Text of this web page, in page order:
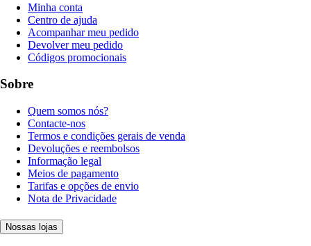
Minha conta
Centro de ajuda
Acompanhar meu pedido
Devolver meu pedido
Códigos promocionais
Sobre
Quem somos nós?
Contacte-nos
Termos e condições gerais de venda
Devoluções e reembolsos
Informação legal
Meios de pagamento
Tarifas e opções de envio
Nota de Privacidade
Nossas lojas